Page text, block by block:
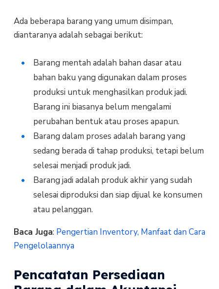
Ada beberapa barang yang umum disimpan,
diantaranya adalah sebagai berikut:
Barang mentah adalah bahan dasar atau
bahan baku yang digunakan dalam proses
produksi untuk menghasilkan produk jadi.
Barang ini biasanya belum mengalami
perubahan bentuk atau proses apapun.
Barang dalam proses adalah barang yang
sedang berada di tahap produksi, tetapi belum
selesai menjadi produk jadi.
Barang jadi adalah produk akhir yang sudah
selesai diproduksi dan siap dijual ke konsumen
atau pelanggan.
Baca Juga: Pengertian Inventory, Manfaat dan Cara
Pengelolaannya
Pencatatan Persediaan